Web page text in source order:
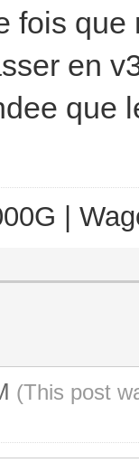
fois
en
que
|
(This post